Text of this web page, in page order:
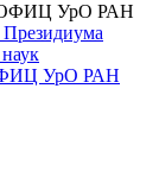
ОФИЦ УрО РАН
Президиума
ОФИЦ УрО РАН